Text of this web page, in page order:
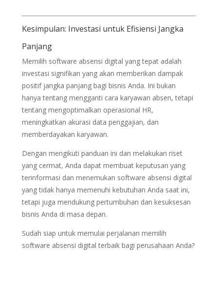
Kesimpulan: Investasi untuk Efisiensi Jangka
Panjang
Memilih software absensi digital yang tepat adalah
investasi signifikan yang akan memberikan dampak
positif jangka panjang bagi bisnis Anda. Ini bukan
hanya tentang mengganti cara karyawan absen, tetapi
tentang mengoptimalkan operasional HR,
meningkatkan akurasi data penggajian, dan
memberdayakan karyawan.
Dengan mengikuti panduan ini dan melakukan riset
yang cermat, Anda dapat membuat keputusan yang
terinformasi dan menemukan software absensi digital
yang tidak hanya memenuhi kebutuhan Anda saat ini,
tetapi juga mendukung pertumbuhan dan kesuksesan
bisnis Anda di masa depan.
Sudah siap untuk memulai perjalanan memilih
software absensi digital terbaik bagi perusahaan Anda?